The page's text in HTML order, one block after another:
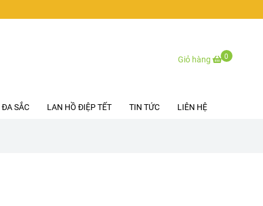
Giỏ hàng 0
SẮC LAN HỒ ĐIỆP TẾT TIN TỨC LIÊN HỆ